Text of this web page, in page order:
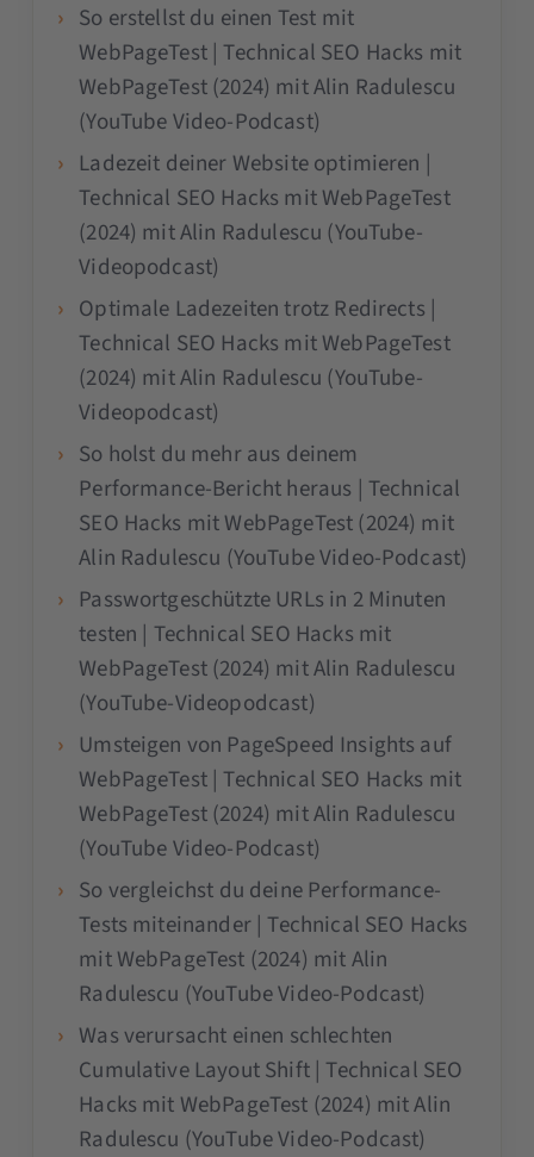
So erstellst du einen Test mit
WebPageTest | Technical SEO Hacks mit
WebPageTest (2024) mit Alin Radulescu
(YouTube Video-Podcast)
Ladezeit deiner Website optimieren |
Technical SEO Hacks mit WebPageTest
(2024) mit Alin Radulescu (YouTube-
Videopodcast)
Optimale Ladezeiten trotz Redirects |
Technical SEO Hacks mit WebPageTest
(2024) mit Alin Radulescu (YouTube-
Videopodcast)
So holst du mehr aus deinem
Performance-Bericht heraus | Technical
SEO Hacks mit WebPageTest (2024) mit
Alin Radulescu (YouTube Video-Podcast)
Passwortgeschützte URLs in 2 Minuten
testen | Technical SEO Hacks mit
WebPageTest (2024) mit Alin Radulescu
(YouTube-Videopodcast)
Umsteigen von PageSpeed Insights auf
WebPageTest | Technical SEO Hacks mit
WebPageTest (2024) mit Alin Radulescu
(YouTube Video-Podcast)
So vergleichst du deine Performance-
Tests miteinander | Technical SEO Hacks
mit WebPageTest (2024) mit Alin
Radulescu (YouTube Video-Podcast)
Was verursacht einen schlechten
Cumulative Layout Shift | Technical SEO
Hacks mit WebPageTest (2024) mit Alin
Radulescu (YouTube Video-Podcast)